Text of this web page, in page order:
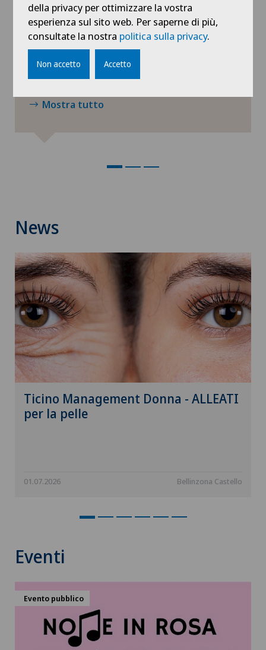
I was there a month ago for an abdomenal
surgery. Personal and doctors were really kind,
professional and most important quality of all
they had humanity. Helped me to go…
Mostra tutto
News
Ticino Management Donna - ALLEATI
per la pelle
01.07.2026 Bellinzona Castello
Eventi
Evento pubblico
della privacy per ottimizzare la vostra
esperienza sul sito web. Per saperne di più,
consultate la nostra politica sulla privacy.
Non accetto Accetto